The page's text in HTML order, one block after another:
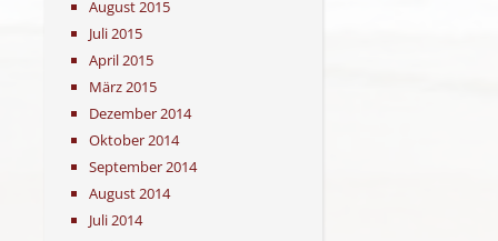
August 2015
Juli 2015
April 2015
März 2015
Dezember 2014
Oktober 2014
September 2014
August 2014
Juli 2014